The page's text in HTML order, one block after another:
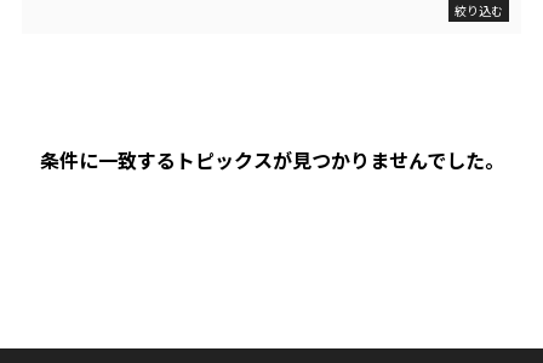
絞り込む
条件に一致するトピックスが見つかりませんでした。